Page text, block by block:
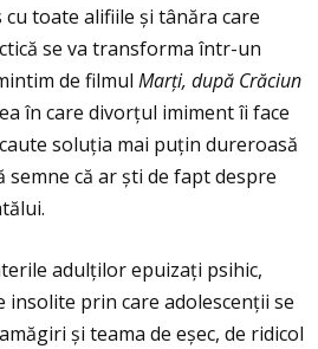
toate alifiile și tânăra care
se va transforma într-un
de filmul Marţi, după Crăciun
în care divorţul imiment îi face
soluţia mai puţin dureroasă
că ar ști de fapt despre
adulţilor epuizaţi psihic,
insolite prin care adolescenţii se
și teama de eșec, de ridicol